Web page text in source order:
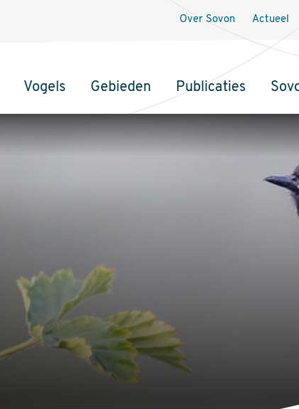
Vogels Gebieden Publicaties
Over Sovon Actueel